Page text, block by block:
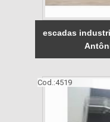
escadas
Cod.:4519